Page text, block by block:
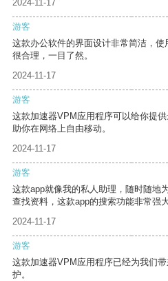
2024-11-17
游客
这款办公软件的界面设计非常简洁，
很合理，一目了然。
2024-11-17
游客
这款加速器VPM应用程序可以给你提
助你在网络上自由移动。
2024-11-17
游客
这款app就像我的私人助理，随时随地
查找资料，这款app的搜索功能非常强
2024-11-17
游客
这款加速器VPM应用程序已经为我们
护。